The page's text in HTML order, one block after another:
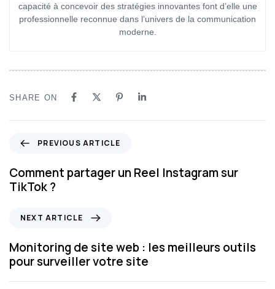
capacité à concevoir des stratégies innovantes font d’elle une
professionnelle reconnue dans l’univers de la communication
moderne.
SHARE ON
PREVIOUS ARTICLE
Comment partager un Reel Instagram sur
TikTok ?
NEXT ARTICLE
Monitoring de site web : les meilleurs outils
pour surveiller votre site